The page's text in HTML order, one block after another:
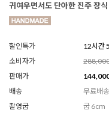
귀여우면서도 단아한 진주 장
할인특가
12시간
소비자가
판매가
배송
무료배송
촬영굽
굽 6cm